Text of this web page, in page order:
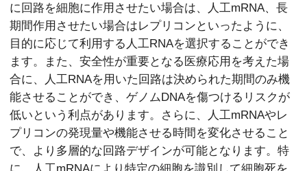
に回路を細胞に作用させたい場合は、人工mRNA、長
期間作用させたい場合はレプリコンといったように、
目的に応じて利用する人工RNAを選択することができ
ます。また、安全性が重要となる医療応用を考えた場
合に、人工RNAを用いた回路は決められた期間のみ機
能させることができ、ゲノムDNAを傷つけるリスクが
低いという利点があります。さらに、人工mRNAやレ
プリコンの発現量や機能させる時間を変化させること
で、より多層的な回路デザインが可能となります。特
に、人工mRNAにより特定の細胞を識別して細胞死を